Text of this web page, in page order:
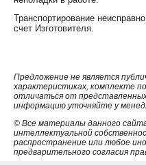
Транспортирование
счет Изготовителя.
Предложение не является
характеристиках, комплекте
отличаться от
информацию уточняйте у
© Все материалы данного
интеллектуальной
распространение или любое
предварительного согласия